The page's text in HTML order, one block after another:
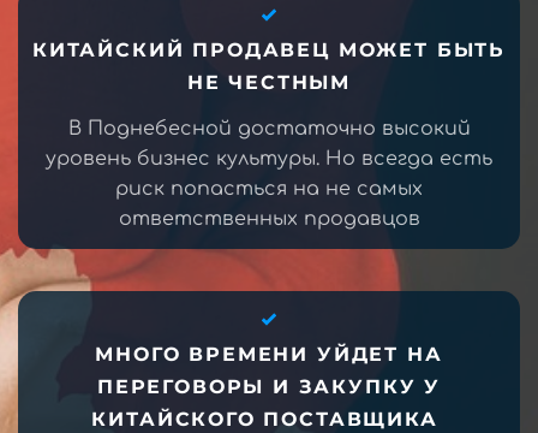
КИТАЙСКИЙ ПРОДАВЕЦ МОЖЕТ БЫТЬ
НЕ ЧЕСТНЫМ
В Поднебесной достаточно высокий
уровень бизнес культуры. Но всегда есть
риск попасться на не самых
ответственных продавцов
МНОГО ВРЕМЕНИ УЙДЕТ НА
ПЕРЕГОВОРЫ И ЗАКУПКУ У
КИТАЙСКОГО ПОСТАВЩИКА